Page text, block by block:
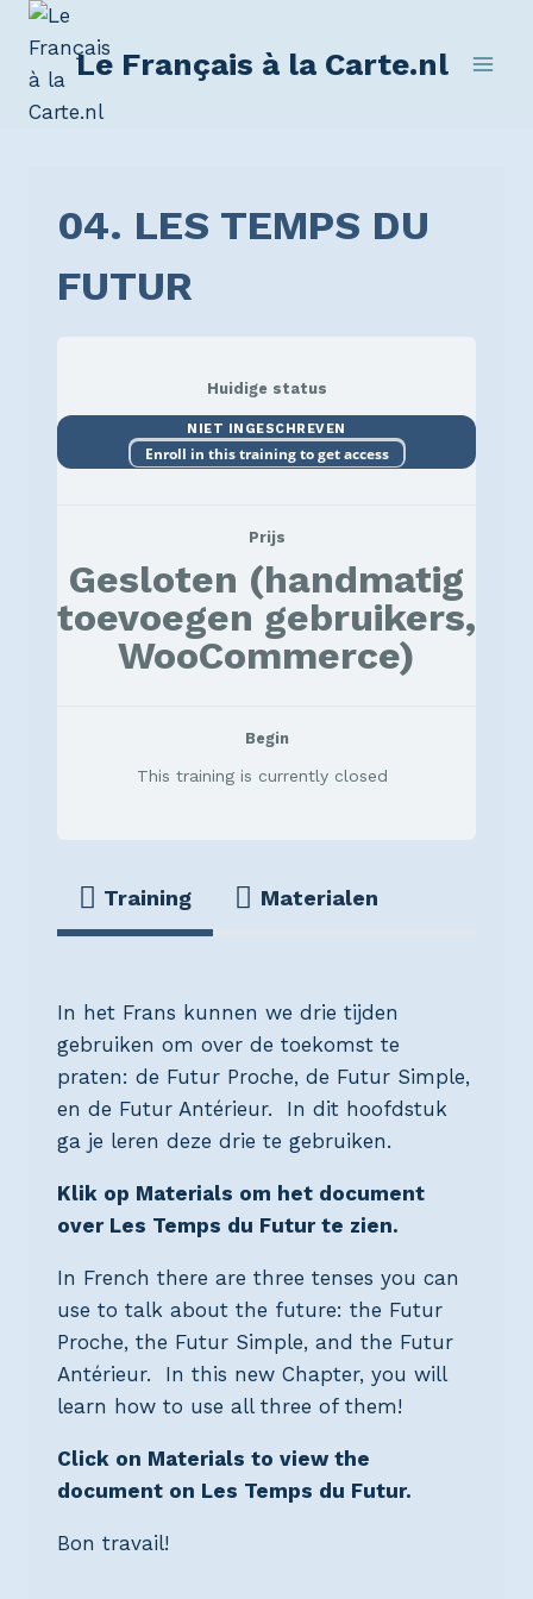
Le Français à la Carte.nl
04. LES TEMPS DU
FUTUR
Huidige status
NIET INGESCHREVEN
Enroll in this training to get access
Prijs
Gesloten (handmatig
toevoegen gebruikers,
WooCommerce)
Begin
This training is currently closed
Training Materialen
In het Frans kunnen we drie tijden
gebruiken om over de toekomst te
praten: de Futur Proche, de Futur Simple,
en de Futur Antérieur. In dit hoofdstuk
ga je leren deze drie te gebruiken.
Klik op Materials om het document
over Les Temps du Futur te zien.
In French there are three tenses you can
use to talk about the future: the Futur
Proche, the Futur Simple, and the Futur
Antérieur. In this new Chapter, you will
learn how to use all three of them!
Click on Materials to view the
document on Les Temps du Futur.
Bon travail!